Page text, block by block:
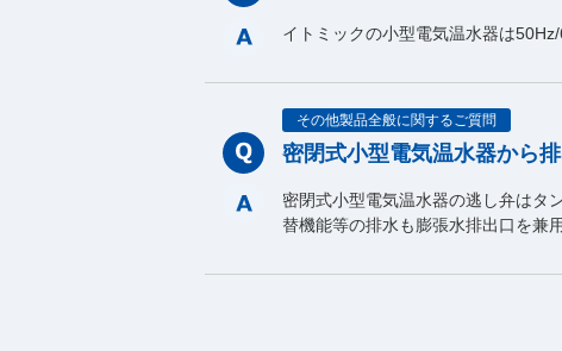
イトミックの小型電気温水器は
その他製品全般に関するご質問
密閉式小型電気温水器から
密閉式小型電気温水器の逃し弁はタ
替機能等の排水も膨張水排出口を兼